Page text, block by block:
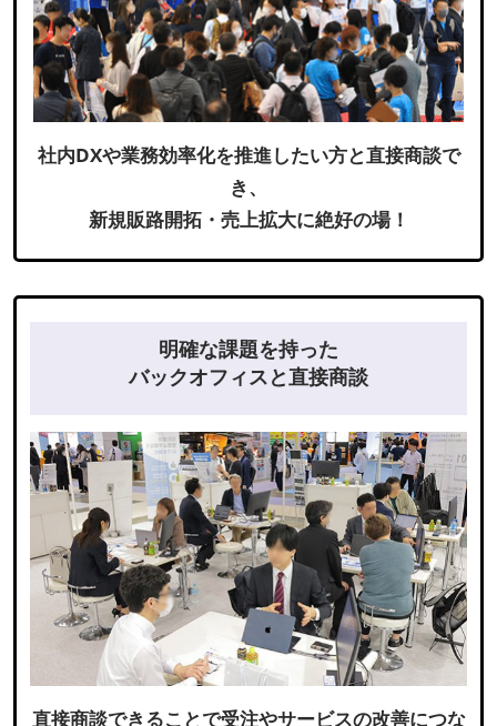
社内DXや業務効率化を推進したい方と直接商談で
き、
新規販路開拓・売上拡大に絶好の場！
明確な課題を持った
バックオフィスと直接商談
直接商談できることで受注やサービスの改善につな